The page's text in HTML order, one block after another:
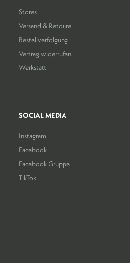
Stores
Versand & Retoure
Bestellverfolgung
Vertrag widerrufen
Werkstatt
SOCIAL MEDIA
Instagram
Facebook
Facebook Gruppe
TikTok